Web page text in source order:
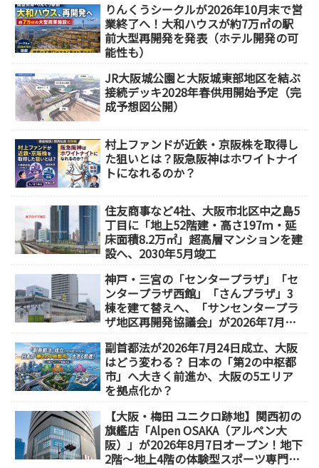
りんくうシークルが2026年10月末で営
業終了へ！大和ハウスが約7万㎡の駅
前大型再開発を発表（ホテル開発の可
能性も）
JR大阪城公園と大阪城東部地区を結ぶ
接続デッキ2028年春供用開始予定（完
成予想図公開）
村上ファンドが近鉄・京阪株を取得し
た狙いとは？阪急阪神はホワイトナイ
トになれるのか？
住友商事など4社、大阪市北区中之島5
丁目に「地上52階建・高さ197ｍ・延
床面積8.2万㎡」超高層マンションを建
設へ、2030年5月竣工
神戸・三宮の「センタープラザ」「セ
ンタープラザ西館」「さんプラザ」3
棟を建て替えへ、「サンセンタープラ
ザ地区再開発協議会」が2026年7月発
副首都法が2026年7月24日成立、大阪
はどう変わる？ 日本の「第2の中枢都
市」へ大きく前進か、大阪の5エリア
を拠点化か？
【大阪・梅田 ユニクロ跡地】関西初の
旗艦店「Alpen OSAKA（アルペン大
阪）」が2026年8月7日オープン！地下
2階～地上4階の体験型スポーツ専門店